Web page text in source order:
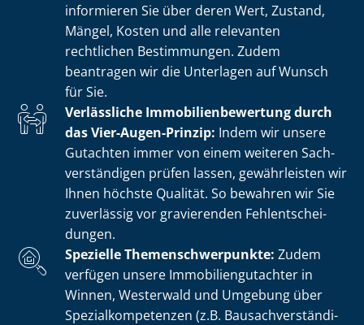
informieren Sie über deren Wert, Zustand,
Mängel, Kosten und alle relevanten
rechtlichen Bestimmungen. Zudem
beantragen wir die Unterlagen auf Wunsch
für Sie.
Verlässliche Im­mo­bi­li­en­be­wer­tung durch
das Vier-Augen-Prinzip: Indem wir unsere
Gutachten immer von einem weiteren Sach­
ver­stän­di­gen prüfen lassen, gewährleisten wir
Ihnen höchste Qualität. So bewahren wir Sie
zuverlässig vor gravierenden Fehl­ent­schei­
dun­gen.
Spezielle The­men­schwer­punk­te: Zudem
verfügen unsere Im­mo­bi­li­en­gut­ach­ter in
Winnen, Westerwald und Umgebung über
Spe­zi­al­kom­pe­ten­zen (z.B. Bau­sach­ver­stän­di­